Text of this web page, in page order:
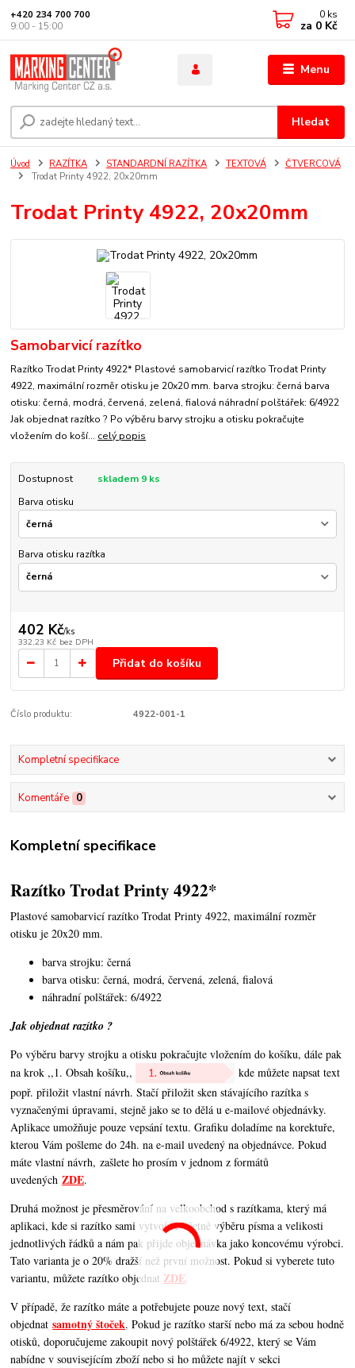
Menu
Hledat
+420 234 700 700
9:00 - 15:00
0 ks
za 0 Kč
Úvod RAZÍTKA STANDARDNÍ RAZÍTKA TEXTOVÁ
ČTVERCOVÁ
Trodat Printy 4922, 20x20mm
Trodat Printy 4922, 20x20mm
Samobarvicí razítko
Razítko Trodat Printy 4922* Plastové samobarvicí razítko Trodat Printy
4922, maximální rozměr otisku je 20x20 mm. barva strojku: černá barva
otisku: černá, modrá, červená, zelená, fialová náhradní polštářek: 6/4922
Jak objednat razítko ? Po výběru barvy strojku a otisku pokračujte
vložením do koší... celý popis
Dostupnost
skladem 9 ks
Barva otisku
Barva otisku razítka
402 Kč/ks
332,23 Kč bez DPH
Přidat do košíku
Číslo produktu: 4922-001-1
Kompletní specifikace
Komentáře 0
Kompletní specifikace
Razítko Trodat Printy 4922*
Plastové samobarvicí razítko Trodat Printy 4922,maximální rozměr
otisku je 20x20 mm.
barva strojku: černá
barva otisku: černá, modrá, červená, zelená, fialová
náhradní polštářek: 6/4922
Jak objednat razítko ?
Po výběru barvy strojku a otisku pokračujte vložením do košíku, dále pak
na krok ,,1. Obsah košíku,,
kde můžete napsat text
popř. přiložit vlastní návrh. Stačí přiložit sken stávajícího razítka s
vyznačenými úpravami, stejně jako se to dělá u e-mailové objednávky.
Aplikace umožňuje pouze vepsání textu. Grafiku doladíme na korektuře,
kterou Vám pošleme do 24h. na e-mail uvedený na objednávce. Pokud
máte vlastní návrh, zašlete ho prosím v jednom z formátů
uvedenýchZDE.
Druhá možnost je přesměrování na velkoobchod s razítkama, který má
aplikaci, kde si razítko sami vytvoříte včetně výběru písma a velikosti
jednotlivých řádků a nám pak přijde objednávka jako koncovému výrobci.
Tato varianta je o 20% dražší než první možnost. Pokud si vyberete tuto
variantu, můžete razítko objednat ZDE.
V případě, že razítko máte a potřebujete pouze nový text, stačí
objednatsamotný štoček. Pokud je razítko starší nebo má za sebou hodně
otisků, doporučujeme zakoupit nový polštářek 6/4922, který se Vám
nabídne v souvisejícím zboží nebo si ho můžete najít v sekci